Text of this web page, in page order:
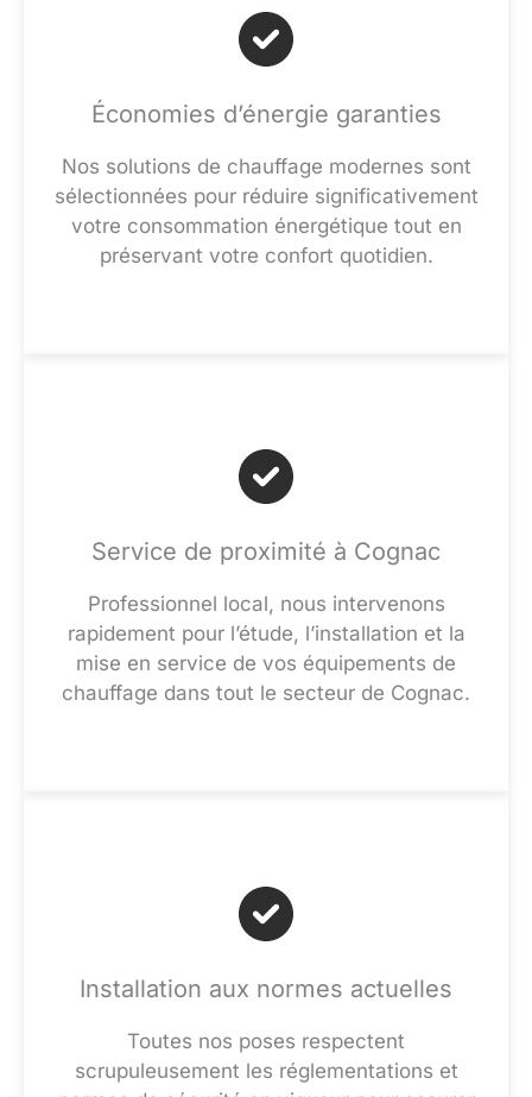
Économies d’énergie garanties
Nos solutions de chauffage modernes sont
sélectionnées pour réduire significativement
votre consommation énergétique tout en
préservant votre confort quotidien.
Service de proximité à Cognac
Professionnel local, nous intervenons
rapidement pour l’étude, l’installation et la
mise en service de vos équipements de
chauffage dans tout le secteur de Cognac.
Installation aux normes actuelles
Toutes nos poses respectent
scrupuleusement les réglementations et